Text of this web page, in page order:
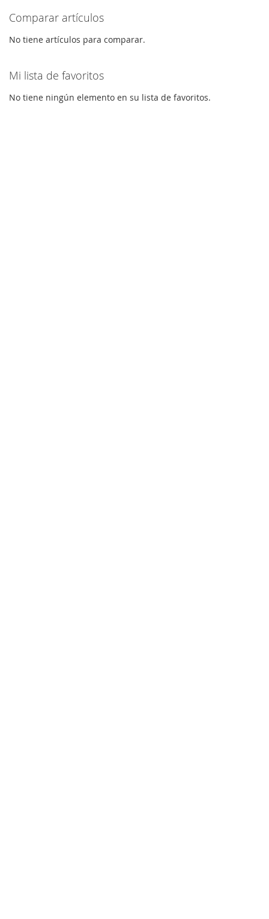
Comparar artículos
No tiene artículos para comparar.
Mi lista de favoritos
No tiene ningún elemento en su lista de favoritos.